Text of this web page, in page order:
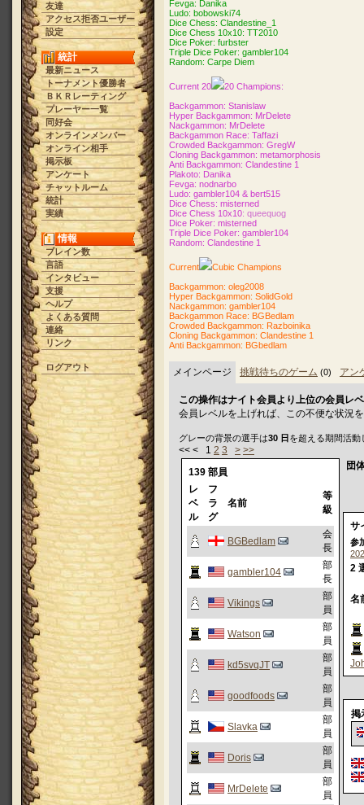
友達
アクセス拒否ユーザー
設定
統計
最新ニュース
トーナメント優勝者
ＢＫＲレーティング
プレーヤー一覧
同好会
オンラインメンバー
オンライン相手
掲示板
アンケート
チャットルーム
統計
実績
情報
ブレイン数
言語
インタビュー
支援
ヘルプ
よくある質問
連絡
リンク
ログアウト
Fevga: Danika
Ludo: bobowski74
Dice Chess: Clandestine_1
Dice Chess 10x10: TT2010
Dice Poker: furbster
Triple Dice Poker: gambler104
Random: Carpe Diem
Current 20
20 Champions:
Backgammon: Stanislaw
Hyper Backgammon: MrDelete
Nackgammon: MrDelete
Backgammon Race: Taffazi
Crowded Backgammon: GregW
Cloning Backgammon: metamorphosis
Anti Backgammon: Clandestine 1
Plakoto: Danika
Fevga: nodnarbo
Ludo: gambler104 & bert515
Dice Chess: misterned
Dice Chess 10x10: queequog
Dice Poker: misterned
Triple Dice Poker: gambler104
Random: Clandestine 1
Current
Cubic Champions
Backgammon: oleg2008
Hyper Backgammon: SolidGold
Nackgammon: gambler104
Backgammon Race: BGBedlam
Crowded Backgammon: Razboinika
Cloning Backgammon: Clandestine 1
Anti Backgammon: BGbedlam
メインページ 挑戦待ちのゲーム (0) アン
この操作はナイト会員より上位の会員レ
会員レベルを上げれば、この不便な状況
グレーの背景の選手は30 日 を超える期間活動
<< < 1 2 3 > >>
139 部員
レ
ベ
ル
フ
ラ
グ
名前
等
級
BGBedlam
会
長
gambler104
部
長
Vikings
部
員
Watson
部
員
kd5svqJT
部
員
goodfoods
部
員
Slavka
部
員
Doris
部
員
MrDelete
部
員
団
サ
参
2
名
掲